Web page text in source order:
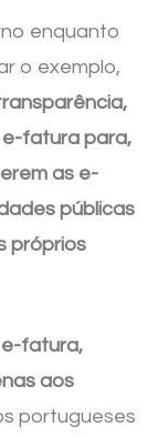
enquanto
o exemplo,
fatura para,
as e-
públicas
próprios
fatura,
aos
portugueses